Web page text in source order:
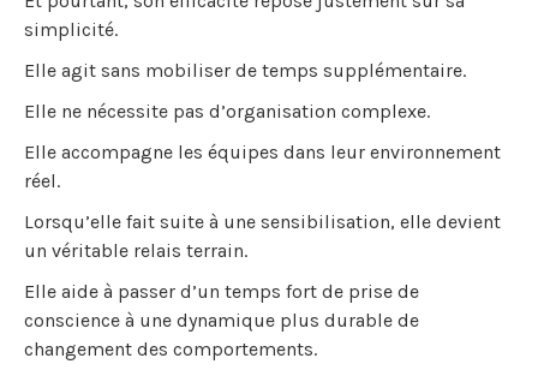
simplicité.
Elle agit sans mobiliser de temps supplémentaire.
Elle ne nécessite pas d’organisation complexe.
Elle accompagne les équipes dans leur environnement
réel.
Lorsqu’elle fait suite à une sensibilisation, elle devient
un véritable relais terrain.
Elle aide à passer d’un temps fort de prise de
conscience à une dynamique plus durable de
changement des comportements.